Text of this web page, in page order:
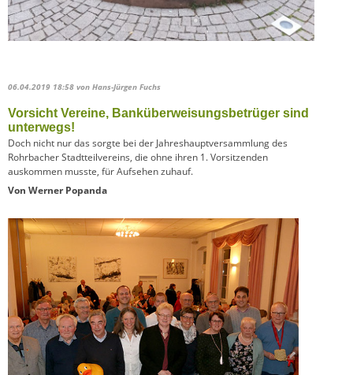
06.04.2019 18:58 von Hans-Jürgen Fuchs
Vorsicht Vereine, Banküberweisungsbetrüger sind
unterwegs!
Doch nicht nur das sorgte bei der Jahreshauptversammlung des
Rohrbacher Stadtteilvereins, die ohne ihren 1. Vorsitzenden
auskommen musste, für Aufsehen zuhauf.
Von Werner Popanda